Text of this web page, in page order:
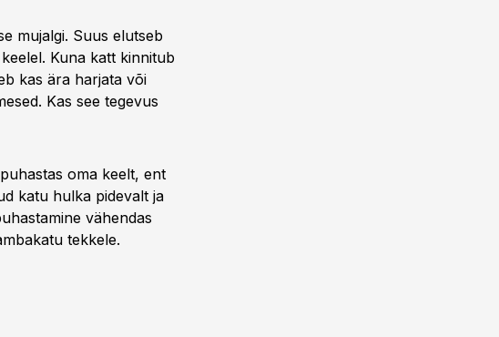
mujalgi. Suus elutseb
Kuna katt kinnitub
kas ära harjata või
Kas see tegevus
oma keelt, ent
katu hulka pidevalt ja
vähendas
tekkele.